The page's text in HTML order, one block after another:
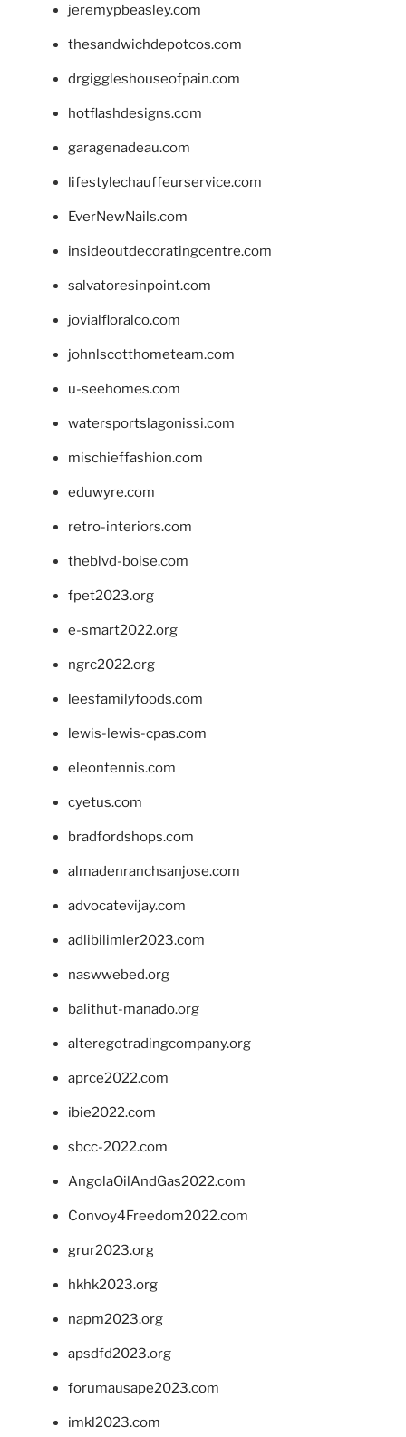
jeremypbeasley.com
thesandwichdepotcos.com
drgiggleshouseofpain.com
hotflashdesigns.com
garagenadeau.com
lifestylechauffeurservice.com
EverNewNails.com
insideoutdecoratingcentre.com
salvatoresinpoint.com
jovialfloralco.com
johnlscotthometeam.com
u-seehomes.com
watersportslagonissi.com
mischieffashion.com
eduwyre.com
retro-interiors.com
theblvd-boise.com
fpet2023.org
e-smart2022.org
ngrc2022.org
leesfamilyfoods.com
lewis-lewis-cpas.com
eleontennis.com
cyetus.com
bradfordshops.com
almadenranchsanjose.com
advocatevijay.com
adlibilimler2023.com
naswwebed.org
balithut-manado.org
alteregotradingcompany.org
aprce2022.com
ibie2022.com
sbcc-2022.com
AngolaOilAndGas2022.com
Convoy4Freedom2022.com
grur2023.org
hkhk2023.org
napm2023.org
apsdfd2023.org
forumausape2023.com
imkl2023.com